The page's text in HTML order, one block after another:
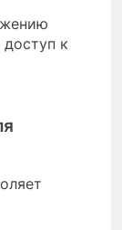
доступ к